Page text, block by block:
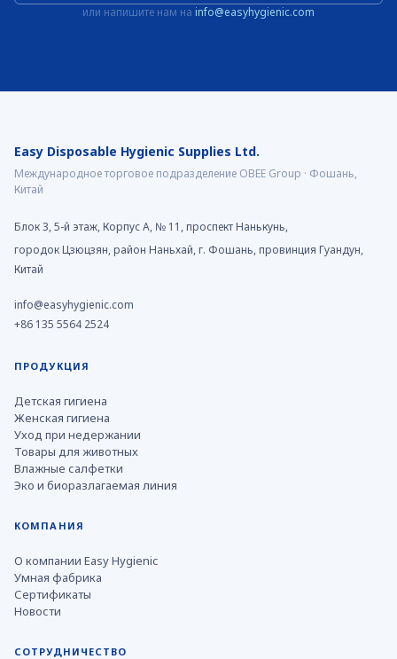
или напишите нам на info@easyhygienic.com
Easy Disposable Hygienic Supplies Ltd.
Международное торговое подразделение OBEE Group · Фошань,
Китай
Блок 3, 5-й этаж, Корпус A, № 11, проспект Нанькунь,
городок Цзюцзян, район Наньхай, г. Фошань, провинция Гуандун,
Китай
info@easyhygienic.com
+86 135 5564 2524
ПРОДУКЦИЯ
Детская гигиена
Женская гигиена
Уход при недержании
Товары для животных
Влажные салфетки
Эко и биоразлагаемая линия
КОМПАНИЯ
О компании Easy Hygienic
Умная фабрика
Сертификаты
Новости
СОТРУДНИЧЕСТВО